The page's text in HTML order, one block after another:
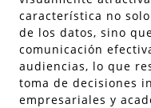
característica no
de los datos, sino
comunicación
audiencias, lo que
toma de decisiones
empresariales y